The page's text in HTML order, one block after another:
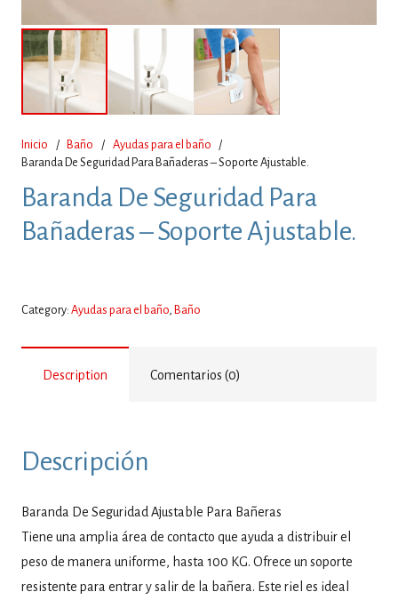
Inicio / Baño / Ayudas para el baño
/
Baranda De Seguridad Para Bañaderas – Soporte Ajustable.
Baranda De Seguridad Para
Bañaderas – Soporte Ajustable.
Category: Ayudas para el baño, Baño
Description Comentarios (0)
Descripción
Baranda De Seguridad Ajustable Para Bañeras
Tiene una amplia área de contacto que ayuda a distribuir el
peso de manera uniforme, hasta 100 KG. Ofrece un soporte
resistente para entrar y salir de la bañera. Este riel es ideal